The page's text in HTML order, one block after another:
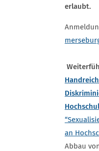
erlaubt.
an
Abbau